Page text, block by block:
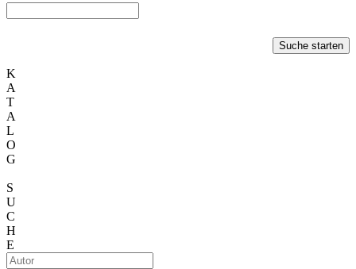
Suche starten
K
A
T
A
L
O
G
S
U
C
H
E